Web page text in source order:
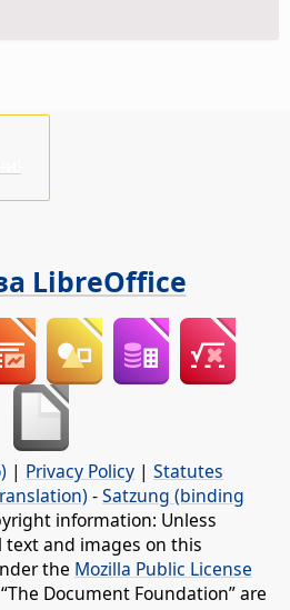
LibreOffice
| Privacy Policy | Statutes
-Satzung (binding
information: Unless
and images on this
the Mozilla Public License
Document Foundation” are